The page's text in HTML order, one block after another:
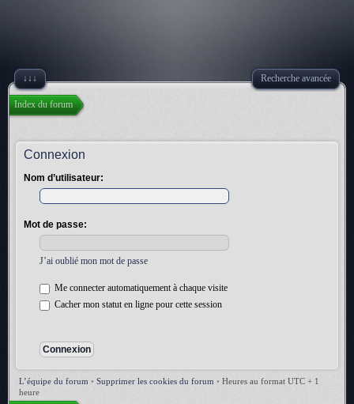
↓↓↓ Recherche avancée
Index du forum
Connexion
Nom d’utilisateur:
Mot de passe:
J’ai oublié mon mot de passe
Me connecter automatiquement à chaque visite
Cacher mon statut en ligne pour cette session
L’équipe du forum • Supprimer les cookies du forum • Heures au format UTC + 1
heure